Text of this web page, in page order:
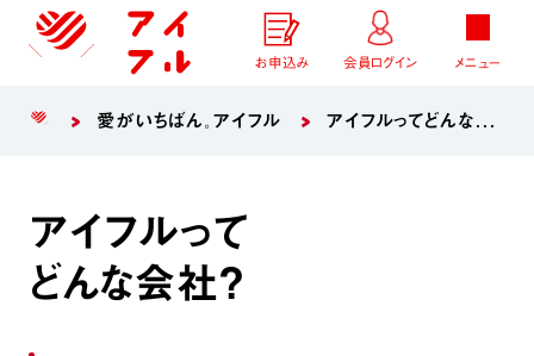
お申込み 会員ログイン メニュー
愛がいちばん。アイフル アイフルってどんな会社？
アイフルって
どんな会社？